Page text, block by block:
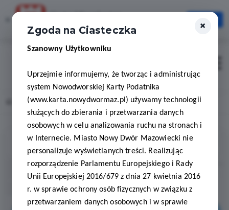
Szybciej, wygodniej, zawsze pod ręką
Otwórz
Home Lista aktualności 𝐍𝐢𝐞 𝐛𝐚̨𝐝𝐳́ 𝐏𝐈𝐓-𝐭𝐮𝐫𝐲𝐬𝐭𝐚̨!
×
Zgoda na Ciasteczka
Szanowny Użytkowniku
Uprzejmie informujemy, że tworząc i administrując
system Nowodworskiej Karty Podatnika
(www.karta.nowydwormaz.pl) używamy technologii
służących do zbierania i przetwarzania danych
osobowych w celu analizowania ruchu na stronach i
w Internecie. Miasto Nowy Dwór Mazowiecki nie
personalizuje wyświetlanych treści. Realizując
rozporządzenie Parlamentu Europejskiego i Rady
Unii Europejskiej 2016/679 z dnia 27 kwietnia 2016
r. w sprawie ochrony osób fizycznych w związku z
przetwarzaniem danych osobowych i w sprawie